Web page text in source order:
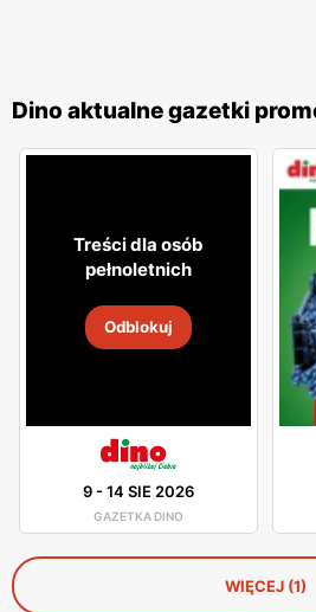
Dino aktualne gazetki
Treści dla osób
pełnoletnich
Odblokuj
9-14 SIE 2026
GAZETKA DINO
WIĘCEJ (1)